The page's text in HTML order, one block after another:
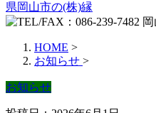
HOME >
お知らせ >
お知らせ